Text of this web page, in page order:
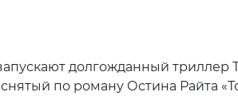
долгожданный триллер
по роману Остина Райта